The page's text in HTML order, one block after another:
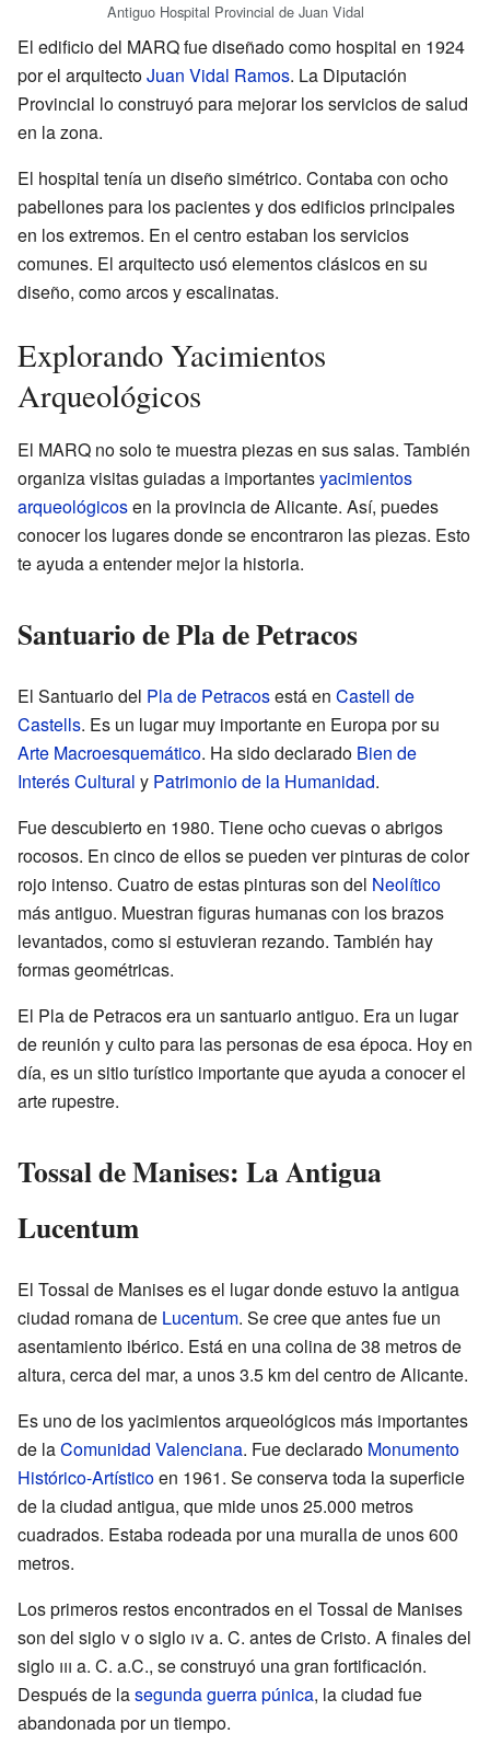
Antiguo Hospital Provincial de Juan Vidal
El edificio del MARQ fue diseñado como hospital en 1924
por el arquitectoJuan Vidal Ramos. La Diputación
Provincial lo construyó para mejorar los servicios de salud
en la zona.
El hospital tenía un diseño simétrico. Contaba con ocho
pabellones para los pacientes y dos edificios principales
en los extremos. En el centro estaban los servicios
comunes. El arquitecto usó elementos clásicos en su
diseño, como arcos y escalinatas.
Explorando Yacimientos
Arqueológicos
El MARQ no solo te muestra piezas en sus salas. También
organiza visitas guiadas a importantesyacimientos
arqueológicosen la provincia de Alicante. Así, puedes
conocer los lugares donde se encontraron las piezas. Esto
te ayuda a entender mejor la historia.
Santuario de Pla de Petracos
El Santuario del Pla de Petracosestá en Castell de
Castells. Es un lugar muy importante en Europa por su
Arte Macroesquemático. Ha sido declarado Bien de
Interés Cultural y Patrimonio de la Humanidad.
Fue descubierto en 1980. Tiene ocho cuevas o abrigos
rocosos. En cinco de ellos se pueden ver pinturas de color
rojo intenso. Cuatro de estas pinturas son del Neolítico
más antiguo. Muestran figuras humanas con los brazos
levantados, como si estuvieran rezando. También hay
formas geométricas.
El Pla de Petracos era un santuario antiguo. Era un lugar
de reunión y culto para las personas de esa época. Hoy en
día, es un sitio turístico importante que ayuda a conocer el
arte rupestre.
Tossal de Manises: La Antigua
Lucentum
El Tossal de Manises es el lugar donde estuvo la antigua
ciudad romana de Lucentum. Se cree que antes fue un
asentamiento ibérico. Está en una colina de 38 metros de
altura, cerca del mar, a unos 3.5 km del centro de Alicante.
Es uno de los yacimientos arqueológicos más importantes
de laComunidad Valenciana. Fue declarado Monumento
Histórico-Artísticoen 1961. Se conserva toda la superficie
de la ciudad antigua, que mide unos 25.000 metros
cuadrados. Estaba rodeada por una muralla de unos 600
metros.
Los primeros restos encontrados en el Tossal de Manises
son del siglovo siglo iva. C. antes de Cristo. A finales del
siglo iii a. C. a.C., se construyó una gran fortificación.
Después de lasegunda guerra púnica, la ciudad fue
abandonada por un tiempo.